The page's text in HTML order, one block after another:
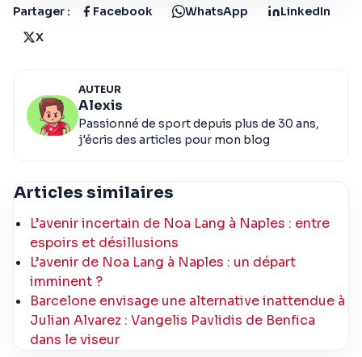
Partager : Facebook WhatsApp
LinkedIn
X
AUTEUR
Alexis
Passionné de sport depuis plus de 30 ans,
j'écris des articles pour mon blog
Articles similaires
L’avenir incertain de Noa Lang à Naples : entre
espoirs et désillusions
L’avenir de Noa Lang à Naples : un départ
imminent ?
Barcelone envisage une alternative inattendue à
Julian Alvarez : Vangelis Pavlidis de Benfica
dans le viseur